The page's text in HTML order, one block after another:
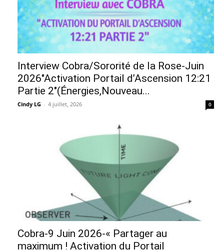
Interview Cobra/Sororité de la Rose-Juin
2026″Activation Portail d’Ascension 12:21
Partie 2″(Énergies,Nouveau...
Cindy LG - 4 juillet, 2026 0
Cobra-9 Juin 2026-« Partager au
maximum ! Activation du Portail